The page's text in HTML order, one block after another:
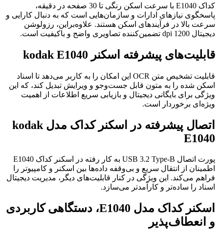
کداک E1040 با سرعت اسکن رنگی تا 30 صفحه در دقیقه،
پاسخگوی نیازهای ادارات و سازمان‌هایی است که به دنبال کارایی و
سرعت بالا در فرآیندهای اسکن هستند. علاوه‌براین، رزولوشن
دیجیتال 1200 dpi تضمین‌کننده تصاویری واضح و باکیفیت است.
قابلیت‌های پیشرفته اسکنر kodak E1040
قابلیت تشخیص متن OCR این امکان را به کاربر می‌دهد تا اسناد
اسکن شده را به متون قابل جست‌وجو و ویرایش تبدیل کند، که این
ویژگی برای بایگانی دیجیتال و بازیابی سریع اطلاعات از اهمیت
ویژه‌ای برخوردار است.
اتصال پیشرفته در اسکنر کداک مدل kodak
E1040
پورت اتصال USB 3.2 Type-B به کار رفته در اسکنر کداک E1040
اطمینان از انتقال سریع و بی‌وقفه داده‌ها بین اسکنر و کامپیوتر را
فراهم می‌کند. این ویژگی در کنار قابلیت‌های دیگر، مدیریت دیجیتال
اسناد را ساده‌تر و کارآمدتر می‌سازد.
اسکنر کداک مدل E1040، دستگاهی کاربردی
و انعطاف‌پذیر